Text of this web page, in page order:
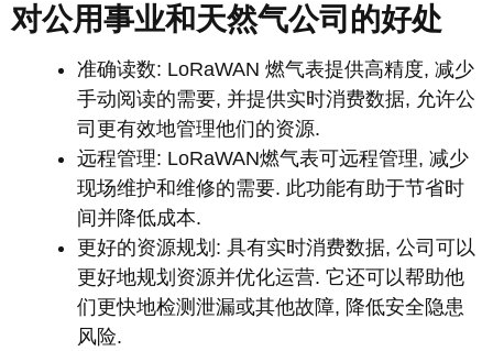
对公用事业和天然气公司的好处
准确读数: LoRaWAN 燃气表提供高精度, 减少
手动阅读的需要, 并提供实时消费数据, 允许公
司更有效地管理他们的资源.
远程管理: LoRaWAN燃气表可远程管理, 减少
现场维护和维修的需要. 此功能有助于节省时
间并降低成本.
更好的资源规划: 具有实时消费数据, 公司可以
更好地规划资源并优化运营. 它还可以帮助他
们更快地检测泄漏或其他故障, 降低安全隐患
风险.